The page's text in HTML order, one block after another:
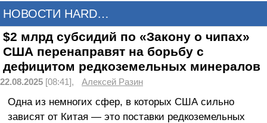
НОВОСТИ HARDWARE
$2 млрд субсидий по «Закону о чипах»
США перенаправят на борьбу с
дефицитом редкоземельных минералов
22.08.2025 [08:41], Алексей Разин
Одна из немногих сфер, в которых США сильно
зависят от Китая — это поставки редкоземельных